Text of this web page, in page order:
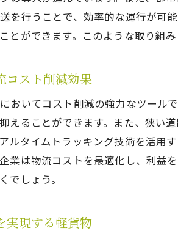
最短ル
交通状
時間と
配送
軽貨物導入
軽貨
を行うことで、効率的な運行が可
とができます。このような取り組
コスト削減効果
おいてコスト削減の強力なツール
えることができます。また、狭い
ルタイムトラッキング技術を活用
業は物流コストを最適化し、利益
でしょう。
実現する軽貨物